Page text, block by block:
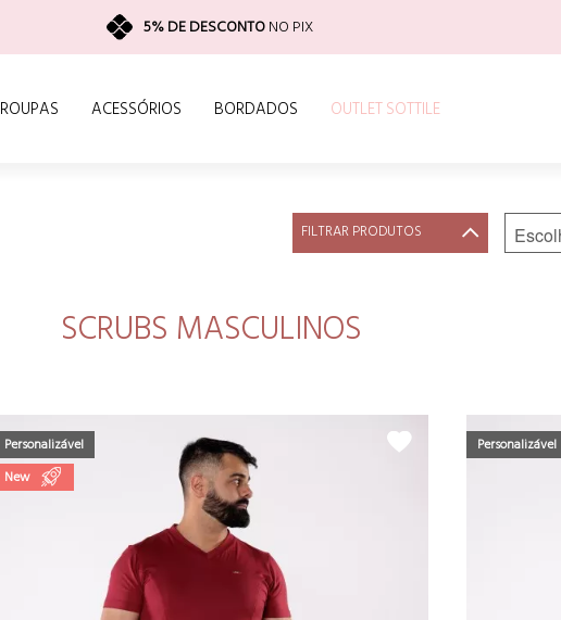
5% DE DESCONTONO PIX
ROUPAS ACESSÓRIOS BORDADOS OUTLET SOTTILE
FILTRAR PRODUTOS
SCRUBS MASCULINOS
Personalizável
New
Personalizável